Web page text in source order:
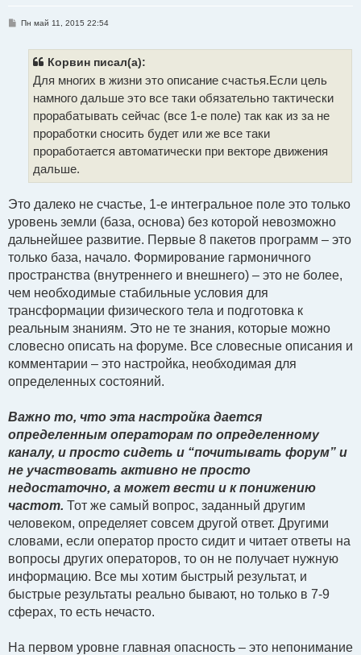
СПн май 11, 2015 22:54
Корвин писал(а):
Для многих в жизни это описание счастья.Если цель
намного дальше это все таки обязательно тактически
прорабатывать сейчас (все 1-е поле) так как из за не
проработки сносить будет или же все таки
проработается автоматически при векторе движения
дальше.
Это далеко не счастье, 1-е интегральное поле это только
уровень земли (база, основа) без которой невозможно
дальнейшее развитие. Первые 8 пакетов программ – это
только база, начало. Формирование гармоничного
пространства (внутреннего и внешнего) – это не более,
чем необходимые стабильные условия для
трансформации физического тела и подготовка к
реальным знаниям. Это не те знания, которые можно
словесно описать на форуме. Все словесные описания и
комментарии – это настройка, необходимая для
определенных состояний.
Важно то, что эта настройка дается
определенным операторам по определенному
каналу, и просто сидеть и “почитывать форум” и
не участвовать активно не просто
недостаточно, а может вести и к понижению
частот. Тот же самый вопрос, заданный другим
человеком, определяет совсем другой ответ. Другими
словами, если оператор просто сидит и читает ответы на
вопросы других операторов, то он не получает нужную
информацию. Все мы хотим быстрый результат, и
быстрые результаты реально бывают, но только в 7-9
сферах, то есть нечасто.
На первом уровне главная опасность – это непонимание